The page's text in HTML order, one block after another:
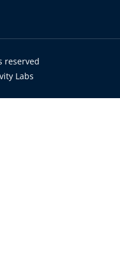
reserved
Labs